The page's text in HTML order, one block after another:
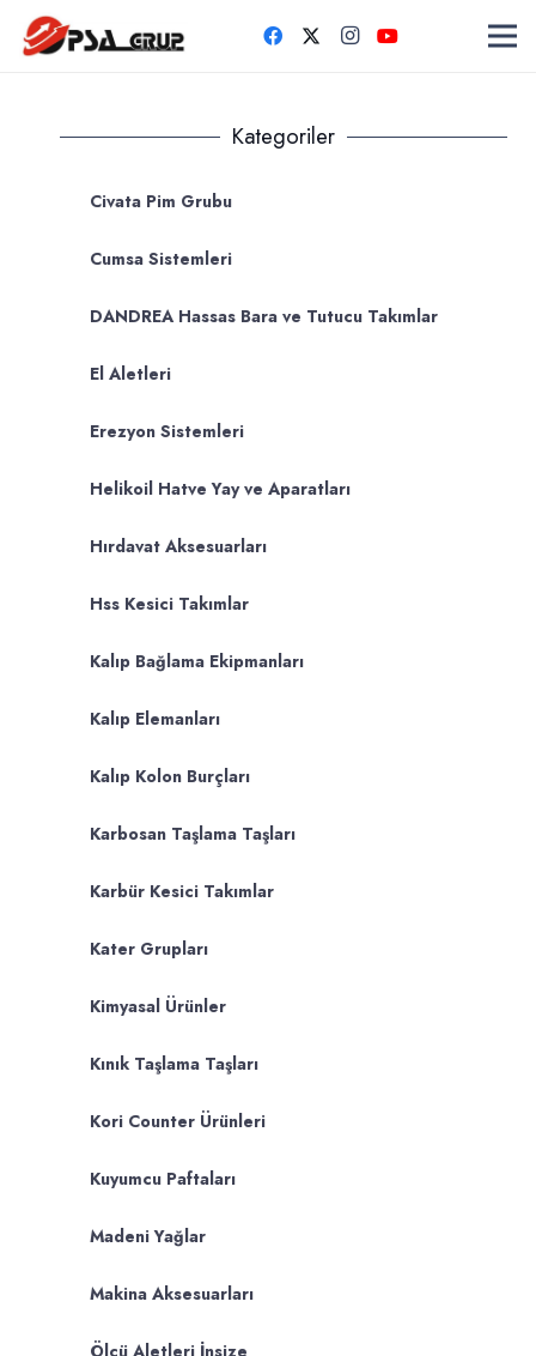
Kategoriler
Civata Pim Grubu
Cumsa Sistemleri
DANDREA Hassas Bara ve Tutucu Takımlar
El Aletleri
Erezyon Sistemleri
Helikoil Hatve Yay ve Aparatları
Hırdavat Aksesuarları
Hss Kesici Takımlar
Kalıp Bağlama Ekipmanları
Kalıp Elemanları
Kalıp Kolon Burçları
Karbosan Taşlama Taşları
Karbür Kesici Takımlar
Kater Grupları
Kimyasal Ürünler
Kınık Taşlama Taşları
Kori Counter Ürünleri
Kuyumcu Paftaları
Madeni Yağlar
Makina Aksesuarları